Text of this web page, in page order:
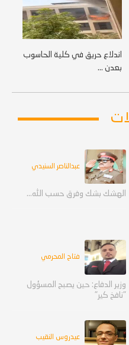
اندلاع حريق في كلية الحاسوب
بعدن ...
عبدالناصر السنيدي
الهشك بشك وفرق حسب الله...
فتاح المحرمي
وزير الدفاع: حين يصبح المسؤول
"نافخ كير"
عيدروس النقيب